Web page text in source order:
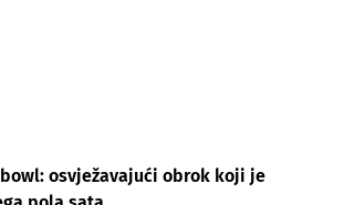
osvježavajući obrok koji je